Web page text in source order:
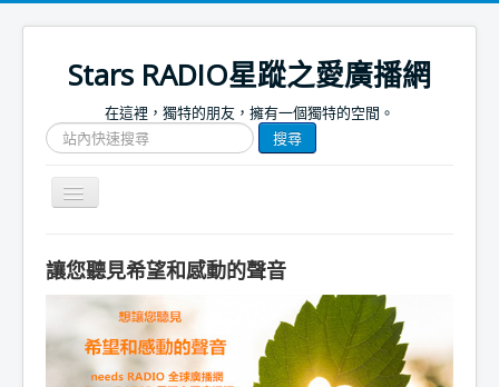
Stars RADIO星蹤之愛廣播網
在這裡，獨特的朋友，擁有一個獨特的空間。
搜
尋
網
文
搜尋
Toggle
Navigation
首頁
捐款支持
節目表
讓您聽見希望和感動的聲音